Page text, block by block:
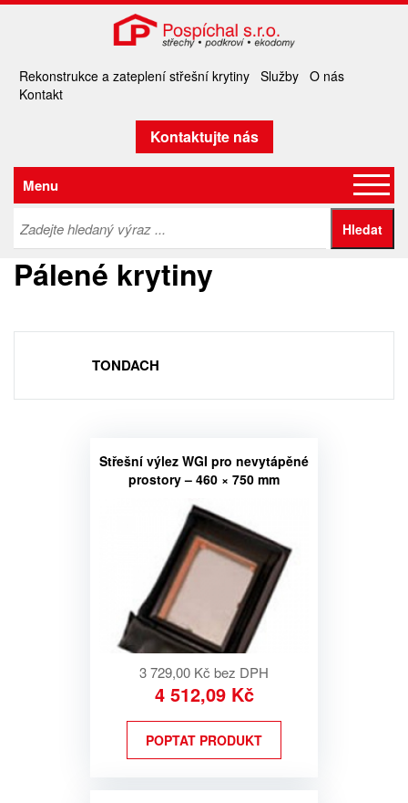
Rekonstrukce a zateplení střešní krytiny Služby O nás
Kontakt
Kontaktujte nás
Menu
Pálené krytiny
TONDACH
Střešní výlez WGI pro nevytápěné
prostory – 460 × 750 mm
3 729,00 Kč bez DPH
4 512,09 Kč
POPTAT PRODUKT